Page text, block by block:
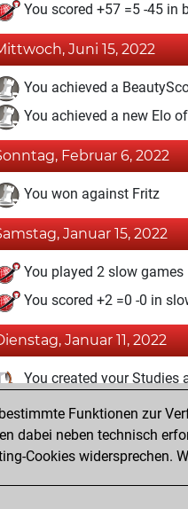
You scored +57 =5 -45 in
Juni 15, 2022
You achieved a
You achieved a new Elo
Februar 6, 2022
You won against Fritz
Januar 15, 2022
You played 2 slow games
You scored +2 =0 -0 in
Januar 11, 2022
You created your Studies
Januar 4, 2022
You created your Fritz
Funktionen zur
dabei neben technisch
Cookies widersprechen.